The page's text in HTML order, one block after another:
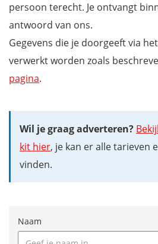
persoon terecht. Je ontvangt
antwoord van ons.
Gegevens die je doorgeeft via
verwerkt worden zoals
pagina.
Wil je graag adverteren?
kit hier, je kan er alle tarieven
vinden.
Naam